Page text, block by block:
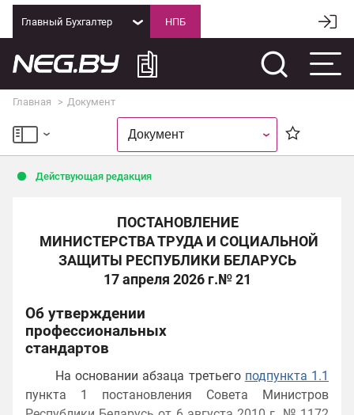
Главный Бухгалтер
Главная Документ
Действующая редакция
ПОСТАНОВЛЕНИЕ
МИНИСТЕРСТВА ТРУДА И СОЦИАЛЬНОЙ
ЗАЩИТЫ РЕСПУБЛИКИ БЕЛАРУСЬ
17 апреля 2026 г.№ 21
Об утверждении
профессиональных
стандартов
На основании абзаца третьего подпункта 1.1
пункта 1 постановления Совета Министров